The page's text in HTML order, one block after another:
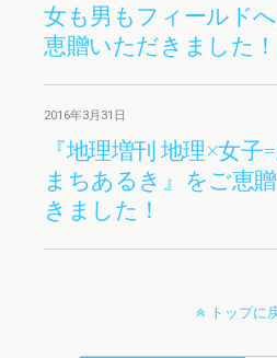
女も男もフィールド
恵贈いただきました！
2016年3月31日
『地理増刊 地理×女子
まちあるき』をご恵
きました！
トップに